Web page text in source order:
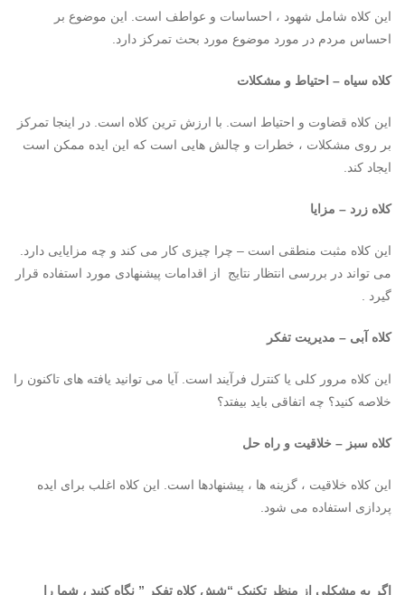
این کلاه شامل شهود ، احساسات و عواطف است. این موضوع بر
احساس مردم در مورد موضوع مورد بحث تمرکز دارد.
کلاه سیاه – احتیاط و مشکلات
این کلاه قضاوت و احتیاط است. با ارزش ترین کلاه است. در اینجا تمرکز
بر روی مشکلات ، خطرات و چالش هایی است که این ایده ممکن است
ایجاد کند.
کلاه زرد – مزایا
این کلاه مثبت منطقی است – چرا چیزی کار می کند و چه مزایایی دارد.
می تواند در بررسی انتظار نتایج از اقدامات پیشنهادی مورد استفاده قرار
گیرد .
کلاه آبی – مدیریت تفکر
این کلاه مرور کلی یا کنترل فرآیند است. آیا می توانید یافته های تاکنون را
خلاصه کنید؟ چه اتفاقی باید بیفتد؟
کلاه سبز – خلاقیت و راه حل
این کلاه خلاقیت ، گزینه ها ، پیشنهادها است. این کلاه اغلب برای ایده
پردازی استفاده می شود.
اگر به مشکلی از منظر تکنیک “شش کلاه تفکر ” نگاه کنید ، شما را